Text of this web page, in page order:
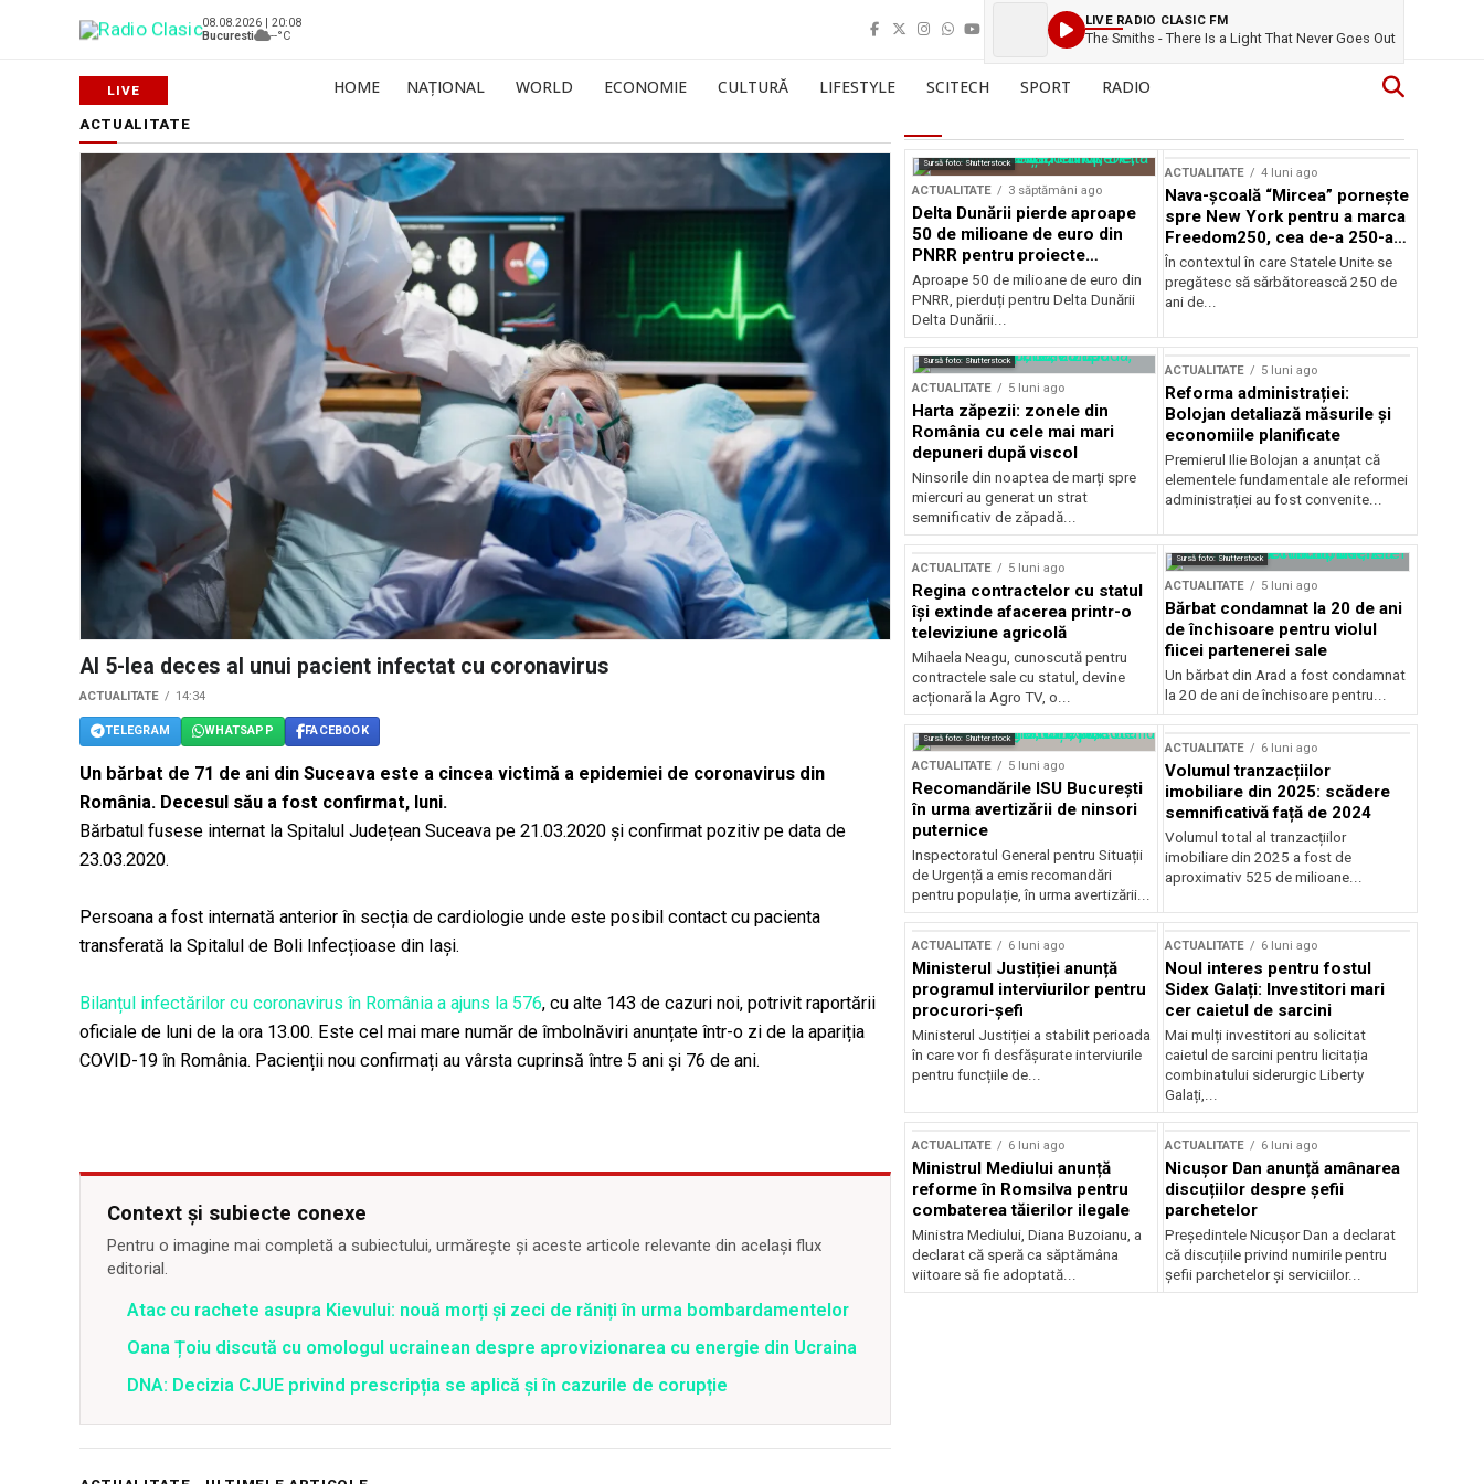
08.08.2026 | 20:08
Bucuresti
--°C
LIVE RADIO CLASIC FM
The Smiths - There Is a Light That Never Goes Out
HOME NAȚIONAL WORLD ECONOMIE CULTURĂ LIFESTYLE SCITECH SPORT RADIO
ACTUALITATE
Al 5-lea deces al unui pacient infectat cu coronavirus
ACTUALITATE 14:34
TELEGRAM WHATSAPP FACEBOOK
Un bărbat de 71 de ani din Suceava este a cincea victimă a epidemiei de coronavirus din
România. Decesul său a fost confirmat, luni.
Bărbatul fusese internat la Spitalul Județean Suceava pe 21.03.2020 și confirmat pozitiv pe data de
23.03.2020.
Persoana a fost internată anterior în secția de cardiologie unde este posibil contact cu pacienta
transferată la Spitalul de Boli Infecțioase din Iași.
Bilanțul infectărilor cu coronavirus în România a ajuns la 576, cu alte 143 de cazuri noi, potrivit raportării
oficiale de luni de la ora 13.00. Este cel mai mare număr de îmbolnăviri anunțate într-o zi de la apariția
COVID-19 în România. Pacienții nou confirmați au vârsta cuprinsă între 5 ani și 76 de ani.
Context și subiecte conexe
Pentru o imagine mai completă a subiectului, urmărește și aceste articole relevante din același flux
editorial.
Atac cu rachete asupra Kievului: nouă morți și zeci de răniți în urma bombardamentelor
Oana Țoiu discută cu omologul ucrainean despre aprovizionarea cu energie din Ucraina
DNA: Decizia CJUE privind prescripția se aplică și în cazurile de corupție
Sursă foto: Shutterstock
ACTUALITATE 3 săptămâni ago
Delta Dunării pierde aproape
50 de milioane de euro din
PNRR pentru proiecte
esențiale
Aproape 50 de milioane de euro din
PNRR, pierduți pentru Delta Dunării
Delta Dunării...
ACTUALITATE 4 luni ago
Nava-școală “Mircea” pornește
spre New York pentru a marca
Freedom250, cea de-a 250-a
aniversare a Statelor Unite
În contextul în care Statele Unite se
pregătesc să sărbătorească 250 de
ani de...
Sursă foto: Shutterstock
ACTUALITATE 5 luni ago
Harta zăpezii: zonele din
România cu cele mai mari
depuneri după viscol
Ninsorile din noaptea de marți spre
miercuri au generat un strat
semnificativ de zăpadă...
ACTUALITATE 5 luni ago
Reforma administrației:
Bolojan detaliază măsurile și
economiile planificate
Premierul Ilie Bolojan a anunțat că
elementele fundamentale ale reformei
administrației au fost convenite...
ACTUALITATE 5 luni ago
Regina contractelor cu statul
își extinde afacerea printr-o
televiziune agricolă
Mihaela Neagu, cunoscută pentru
contractele sale cu statul, devine
acționară la Agro TV, o...
Sursă foto: Shutterstock
ACTUALITATE 5 luni ago
Bărbat condamnat la 20 de ani
de închisoare pentru violul
fiicei partenerei sale
Un bărbat din Arad a fost condamnat
la 20 de ani de închisoare pentru...
Sursă foto: Shutterstock
ACTUALITATE 5 luni ago
Recomandările ISU București
în urma avertizării de ninsori
puternice
Inspectoratul General pentru Situații
de Urgență a emis recomandări
pentru populație, în urma avertizării...
ACTUALITATE 6 luni ago
Volumul tranzacțiilor
imobiliare din 2025: scădere
semnificativă față de 2024
Volumul total al tranzacțiilor
imobiliare din 2025 a fost de
aproximativ 525 de milioane...
ACTUALITATE 6 luni ago
Ministerul Justiției anunță
programul interviurilor pentru
procurori-șefi
Ministerul Justiției a stabilit perioada
în care vor fi desfășurate interviurile
pentru funcțiile de...
ACTUALITATE 6 luni ago
Noul interes pentru fostul
Sidex Galați: Investitori mari
cer caietul de sarcini
Mai mulți investitori au solicitat
caietul de sarcini pentru licitația
combinatului siderurgic Liberty
Galați,...
ACTUALITATE 6 luni ago
Ministrul Mediului anunță
reforme în Romsilva pentru
combaterea tăierilor ilegale
Ministra Mediului, Diana Buzoianu, a
declarat că speră ca săptămâna
viitoare să fie adoptată...
ACTUALITATE 6 luni ago
Nicușor Dan anunță amânarea
discuțiilor despre șefii
parchetelor
Președintele Nicușor Dan a declarat
că discuțiile privind numirile pentru
șefii parchetelor și serviciilor...